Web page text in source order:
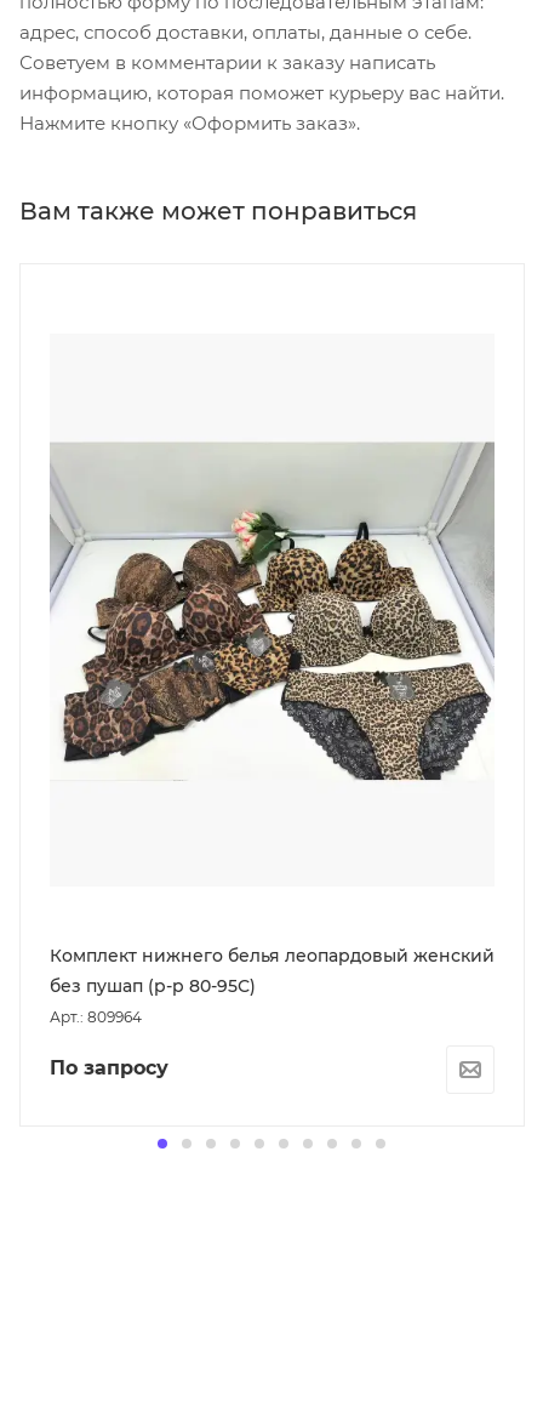
адрес, способ доставки, оплаты, данные о себе.
Советуем в комментарии к заказу написать
информацию, которая поможет курьеру вас найти.
Нажмите кнопку «Оформить заказ».
Вам также может понравиться
Комплект нижнего белья леопардовый женский
без пушап (р-р 80-95С)
Арт.: 809964
По запросу